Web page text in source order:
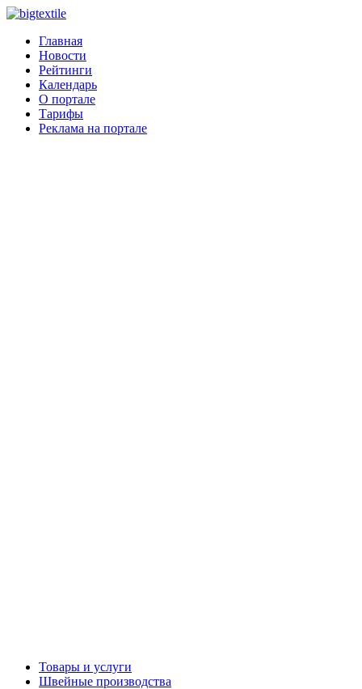
Главная
Новости
Рейтинги
Календарь
О портале
Тарифы
Реклама на портале
Товары и услуги
Швейные производства